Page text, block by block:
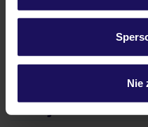
Szczegółowe informacje
Nie
Opinie
Pokoje